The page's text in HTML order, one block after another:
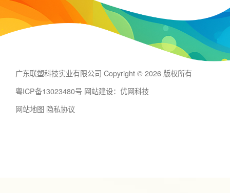
广东联塑科技实业有限公司 Copyright © 2026 版权所有
粤ICP备13023480号 网站建设：优网科技
网站地图 隐私协议